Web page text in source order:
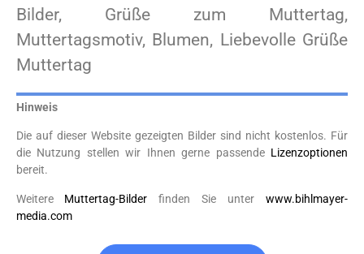
Bilder, Grüße zum Muttertag,
Muttertagsmotiv, Blumen, Liebevolle Grüße
Muttertag
Hinweis
Die auf dieser Website gezeigten Bilder sind nicht kostenlos. Für
die Nutzung stellen wir Ihnen gerne passende Lizenzoptionen
bereit.
Weitere Muttertag-Bilder finden Sie unter www.bihlmayer-
media.com